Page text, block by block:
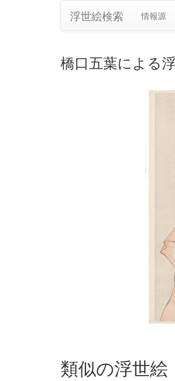
浮世絵検索 情報源
橋口五葉による
類似の浮世絵